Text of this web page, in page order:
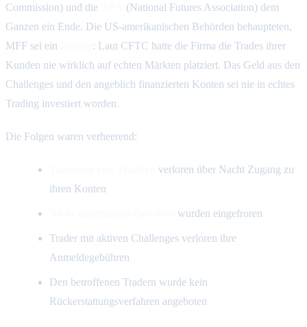
Commission) und die
(National Futures Association) dem
Ganzen ein Ende. Die US-amerikanischen Behörden behaupteten,
MFF sei ein
: Laut CFTC hatte die Firma die Trades ihrer
Kunden nie wirklich auf echten Märkten platziert. Das Geld aus den
Challenges und den angeblich finanzierten Konten sei nie in echtes
Trading investiert worden.
Die Folgen waren verheerend:
verloren über Nacht Zugang zu
ihren Konten
wurden eingefroren
Trader mit aktiven Challenges verloren ihre
Anmeldegebühren
Den betroffenen Tradern wurde kein
Rückerstattungsverfahren angeboten